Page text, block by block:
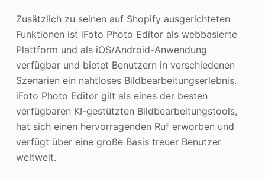
Zusätzlich zu seinen auf Shopify ausgerichteten
Funktionen ist iFoto Photo Editor als webbasierte
Plattform und als iOS/Android-Anwendung
verfügbar und bietet Benutzern in verschiedenen
Szenarien ein nahtloses Bildbearbeitungserlebnis.
iFoto Photo Editor gilt als eines der besten
verfügbaren KI-gestützten Bildbearbeitungstools,
hat sich einen hervorragenden Ruf erworben und
verfügt über eine große Basis treuer Benutzer
weltweit.